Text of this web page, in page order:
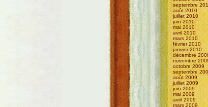
septembre
août 2010
juillet 2010
juin 2010
mai 2010
avril 2010
mars 2010
février 2010
janvier 2010
décembre
novembre
octobre 2009
septembre
août 2009
juillet 2009
juin 2009
mai 2009
avril 2009
mars 2009